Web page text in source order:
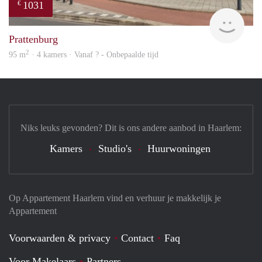
€ 1031
Prattenburg
95 m2 · 4 kamers · Vanaf ? - Onbepaalde tijd
Op Appartement Haarlem vind en verhuur je makkelijk je
Appartement
Voorwaarden & privacy Contact
Faq
Niks leuks gevonden? Dit is ons andere aanbod in Haarlem:
Kamers Studio's Huurwoningen